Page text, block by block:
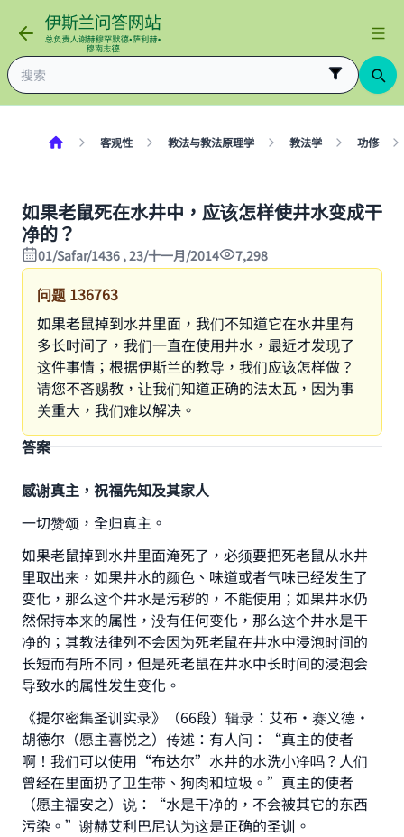
客观性 教法与教法原理学 教法学 功修
如果老鼠死在水井中，应该怎样使井水变成干
净的？
01/Safar/1436 , 23/十一月/2014 7,298
问题 136763
如果老鼠掉到水井里面，我们不知道它在水井里有
多长时间了，我们一直在使用井水，最近才发现了
这件事情；根据伊斯兰的教导，我们应该怎样做？
请您不吝赐教，让我们知道正确的法太瓦，因为事
关重大，我们难以解决。
答案
感谢真主，祝福先知及其家人
一切赞颂，全归真主。
如果老鼠掉到水井里面淹死了，必须要把死老鼠从水井
里取出来，如果井水的颜色、味道或者气味已经发生了
变化，那么这个井水是污秽的，不能使用；如果井水仍
然保持本来的属性，没有任何变化，那么这个井水是干
净的；其教法律列不会因为死老鼠在井水中浸泡时间的
长短而有所不同，但是死老鼠在井水中长时间的浸泡会
导致水的属性发生变化。
《提尔密集圣训实录》（66段）辑录：艾布·赛义德·
胡德尔（愿主喜悦之）传述：有人问：“真主的使者
啊！我们可以使用“布达尔”水井的水洗小净吗？人们
曾经在里面扔了卫生带、狗肉和垃圾。”真主的使者
（愿主福安之）说：“水是干净的，不会被其它的东西
污染。”谢赫艾利巴尼认为这是正确的圣训。